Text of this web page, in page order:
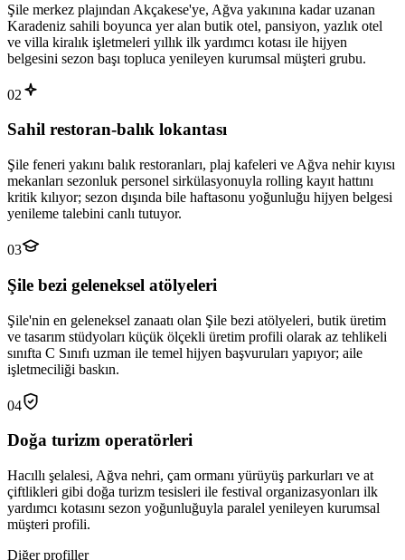
Şile merkez plajından Akçakese'ye, Ağva yakınına kadar uzanan
Karadeniz sahili boyunca yer alan butik otel, pansiyon, yazlık otel
ve villa kiralık işletmeleri yıllık ilk yardımcı kotası ile hijyen
belgesini sezon başı topluca yenileyen kurumsal müşteri grubu.
02
Sahil restoran-balık lokantası
Şile feneri yakını balık restoranları, plaj kafeleri ve Ağva nehir kıyısı
mekanları sezonluk personel sirkülasyonuyla rolling kayıt hattını
kritik kılıyor; sezon dışında bile haftasonu yoğunluğu hijyen belgesi
yenileme talebini canlı tutuyor.
03
Şile bezi geleneksel atölyeleri
Şile'nin en geleneksel zanaatı olan Şile bezi atölyeleri, butik üretim
ve tasarım stüdyoları küçük ölçekli üretim profili olarak az tehlikeli
sınıfta C Sınıfı uzman ile temel hijyen başvuruları yapıyor; aile
işletmeciliği baskın.
04
Doğa turizm operatörleri
Hacıllı şelalesi, Ağva nehri, çam ormanı yürüyüş parkurları ve at
çiftlikleri gibi doğa turizm tesisleri ile festival organizasyonları ilk
yardımcı kotasını sezon yoğunluğuyla paralel yenileyen kurumsal
müşteri profili.
Diğer profiller